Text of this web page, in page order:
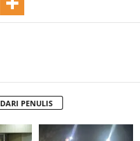
DARI PENULIS